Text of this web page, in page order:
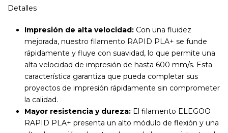
Detalles
Impresión de alta velocidad:Con una fluidez
mejorada, nuestro filamento RAPID PLA+ se funde
rápidamente y fluye con suavidad, lo que permite una
alta velocidad de impresión de hasta 600 mm/s. Esta
característica garantiza que pueda completar sus
proyectos de impresión rápidamente sin comprometer
la calidad.
Mayor resistencia y dureza:El filamento ELEGOO
RAPID PLA+ presenta un alto módulo de flexión y una